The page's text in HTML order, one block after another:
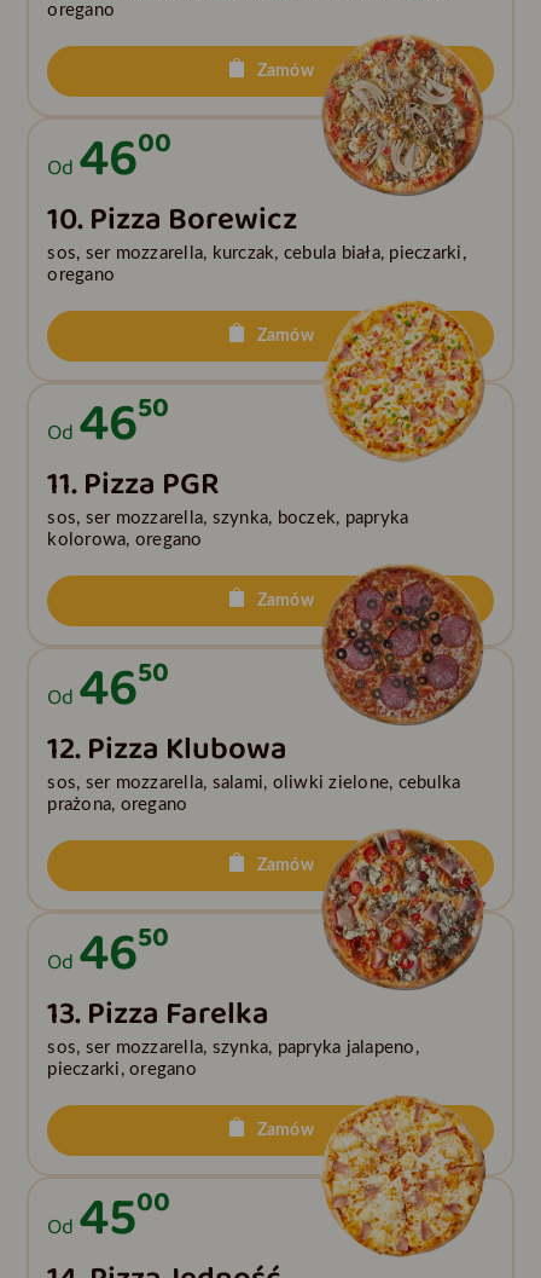
oregano
Zamów
Od 4600
10. Pizza Borewicz
sos, ser mozzarella, kurczak, cebula biała, pieczarki,
oregano
Zamów
Od 4650
11. Pizza PGR
sos, ser mozzarella, szynka, boczek, papryka
kolorowa, oregano
Zamów
Od 4650
12. Pizza Klubowa
sos, ser mozzarella, salami, oliwki zielone, cebulka
prażona, oregano
Zamów
Od 4650
13. Pizza Farelka
sos, ser mozzarella, szynka, papryka jalapeno,
pieczarki, oregano
Zamów
Od 4500